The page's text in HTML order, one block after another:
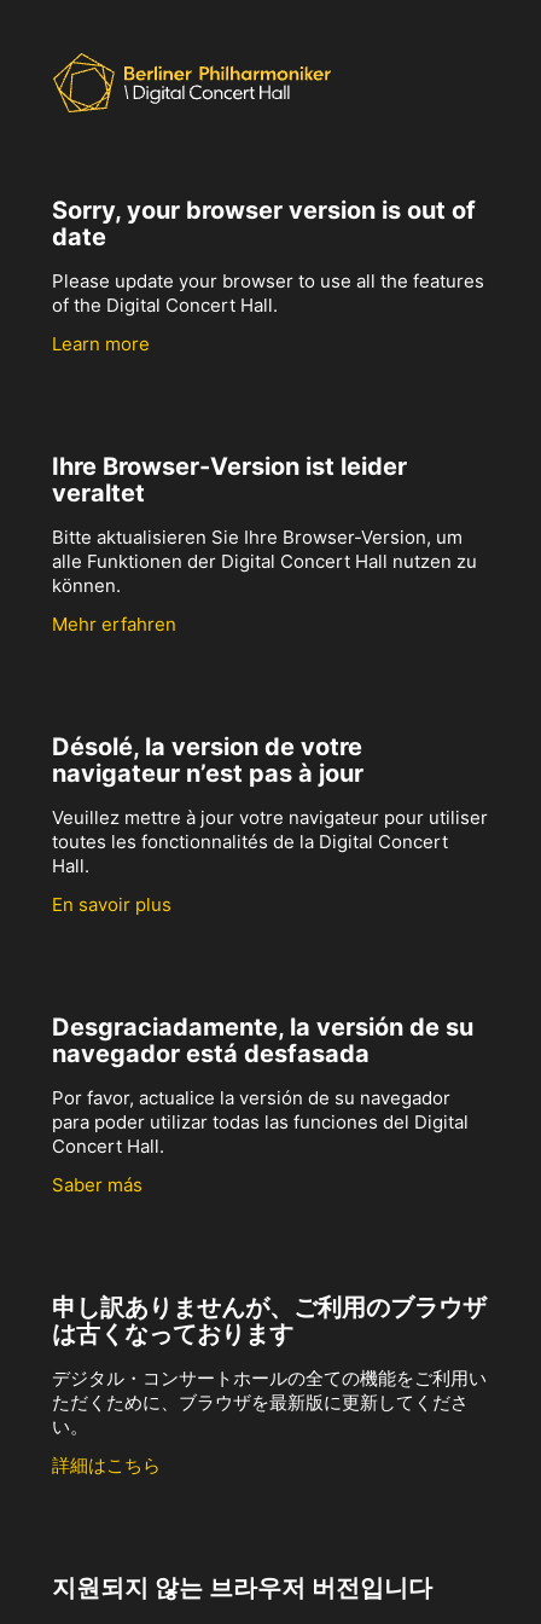
Sorry, your browser version is out of
date
Please update your browser to use all the features
of the Digital Concert Hall.
Learn more
Ihre Browser-Version ist leider
veraltet
Bitte aktualisieren Sie Ihre Browser-Version, um
alle Funktionen der Digital Concert Hall nutzen zu
können.
Mehr erfahren
Désolé, la version de votre
navigateur n’est pas à jour
Veuillez mettre à jour votre navigateur pour utiliser
toutes les fonctionnalités de la Digital Concert
Hall.
En savoir plus
Desgraciadamente, la versión de su
navegador está desfasada
Por favor, actualice la versión de su navegador
para poder utilizar todas las funciones del Digital
Concert Hall.
Saber más
申し訳ありませんが、ご利用のブラウザ
は古くなっております
デジタル・コンサートホールの全ての機能をご利用い
ただくために、ブラウザを最新版に更新してくださ
い。
詳細はこちら
지원되지 않는 브라우저 버전입니다